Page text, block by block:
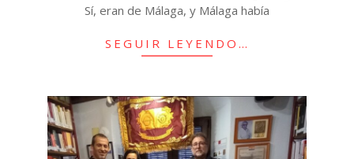
Sí, eran de Málaga, y Málaga había
SEGUIR LEYENDO…